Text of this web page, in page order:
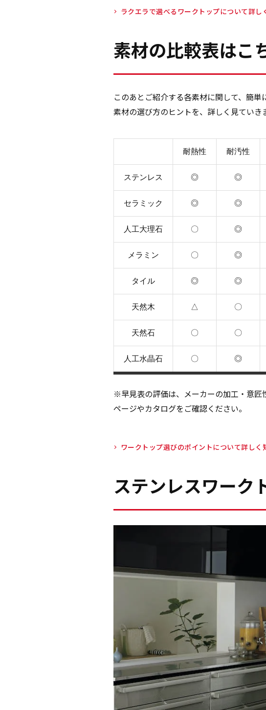
ラクエラで選べるワークトップについて詳し
素材の比較表はこ
このあとご紹介する各素材に関して、簡
素材の選び方のヒントを、詳しく見ていき
耐熱性 耐汚性
ステンレス ◎ ◎
セラミック ◎ ◎
人工大理石 〇 ◎
メラミン 〇 ◎
タイル ◎ ◎
天然木 △ 〇
天然石 〇 〇
人工水晶石 〇 ◎
※早見表の評価は、メーカーの加工・意匠
ページやカタログをご確認ください。
ワークトップ選びのポイントについて詳しく
ステンレスワーク